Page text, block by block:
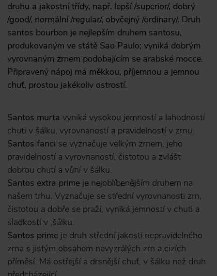
druhu a jakostní třídy, např. lepší /superior/, dobrý
/good/, normální /regular/, obyčejný /ordinary/. Druh
santos bourbon je nejlepším druhem santosu,
produkovaným ve státě Sao Paulo; vyniká dobrým
vyrovnaným zrnem podobajícím se arabské mocce.
Připravený nápoj má měkkou, příjemnou a jemnou
chuť, prostou jakékoliv ostrostí.
Santos murta vyniká vysokou jemností a lahodností
chuti v šálku, vyrovnaností a pravidelností v zrnu.
Santos fanci se vyznačuje velkým zrnem, jeho
pravidelností a vyrovnaností, čistotou a zvlášť
dobrou chutí a vůní v šálku.
Santos extra prime je nejoblíbenějším druhem na
našem trhu. Vyznačuje se střední vyrovnanosti zrn,
čistotou a dobře se praží, vyniká jemností v chuti a
sladkostí v ,šálku.
Santos prime je druh střední jakosti nepravidelného
zrna s jistým obsahem nevyzrálých zrn a cizích
příměsí. Má ostřejší a drsnější chuť, v šálku než druh